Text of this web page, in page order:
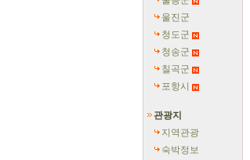
울진군
청도군
청송군
칠곡군
포항시
관광지
지역관광
숙박정보